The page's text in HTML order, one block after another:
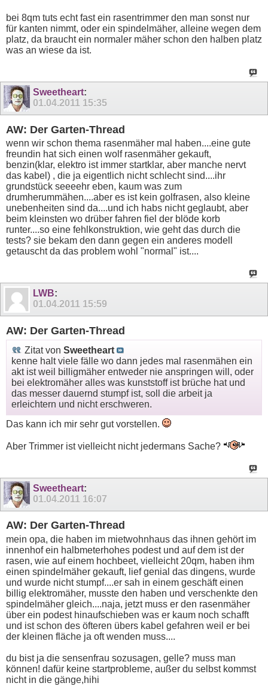
bei 8qm tuts echt fast ein rasentrimmer den man sonst nur
für kanten nimmt, oder ein spindelmäher, alleine wegen dem
platz, da braucht ein normaler mäher schon den halben platz
was an wiese da ist.
Sweetheart:
01.04.2011 15:35
AW: Der Garten-Thread
wenn wir schon thema rasenmäher mal haben....eine gute
freundin hat sich einen wolf rasenmäher gekauft,
benzin(klar, elektro ist immer startklar, aber manche nervt
das kabel) , die ja eigentlich nicht schlecht sind....ihr
grundstück seeeehr eben, kaum was zum
drumherummähen....aber es ist kein golfrasen, also kleine
unebenheiten sind da....und ich habs nicht geglaubt, aber
beim kleinsten wo drüber fahren fiel der blöde korb
runter....so eine fehlkonstruktion, wie geht das durch die
tests? sie bekam den dann gegen ein anderes modell
getauscht da das problem wohl "normal" ist....
LWB:
01.04.2011 15:59
AW: Der Garten-Thread
Zitat von Sweetheart
kenne halt viele fälle wo dann jedes mal rasenmähen ein
akt ist weil billigmäher entweder nie anspringen will, oder
bei elektromäher alles was kunststoff ist brüche hat und
das messer dauernd stumpf ist, soll die arbeit ja
erleichtern und nicht erschweren.
Das kann ich mir sehr gut vorstellen.
Aber Trimmer ist vielleicht nicht jedermans Sache?
Sweetheart:
01.04.2011 16:07
AW: Der Garten-Thread
mein opa, die haben im mietwohnhaus das ihnen gehört im
innenhof ein halbmeterhohes podest und auf dem ist der
rasen, wie auf einem hochbeet, vielleicht 20qm, haben ihm
einen spindelmäher gekauft, lief genial das dingens, wurde
und wurde nicht stumpf....er sah in einem geschäft einen
billig elektromäher, musste den haben und verschenkte den
spindelmäher gleich....naja, jetzt muss er den rasenmäher
über ein podest hinaufschieben was er kaum noch schafft
und ist schon des öfteren übers kabel gefahren weil er bei
der kleinen fläche ja oft wenden muss....
du bist ja die sensenfrau sozusagen, gelle? muss man
können! dafür keine startprobleme, außer du selbst kommst
nicht in die gänge,hihi